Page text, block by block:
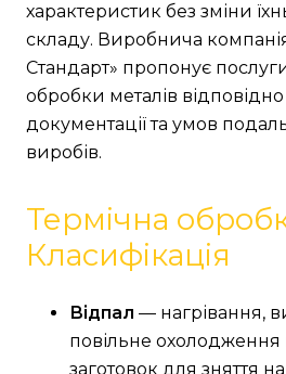
характеристик без зміни
складу. Виробнича
Стандарт» пропонує
обробки металів
документації та умов
виробів.
Термічна
Класифікація
Відпал — нагрівання,
повільне охолодження
заготовок для зняття